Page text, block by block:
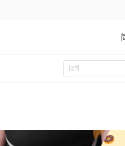
Search for: